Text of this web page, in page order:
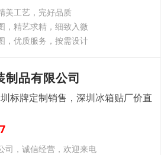
美工艺，完好品质
，精艺求精，细致入微
，优质服务，按需设计
制品有限公司
标牌定制销售，深圳冰箱贴厂价直
司，诚信经营，欢迎来电